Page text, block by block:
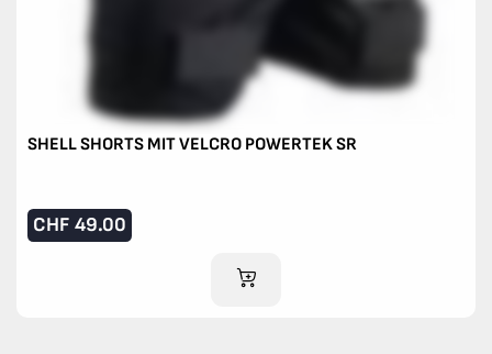
SHELL SHORTS MIT VELCRO POWERTEK SR
CHF 49.00
IM WARENKORB